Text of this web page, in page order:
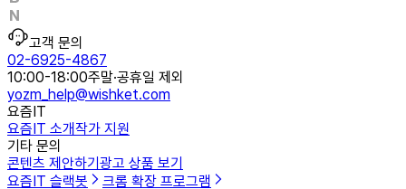
고객 문의
02-6925-4867
10:00-18:00주말·공휴일 제외
yozm_help@wishket.com
요즘IT
요즘IT 소개작가 지원
기타 문의
콘텐츠 제안하기 광고 상품 보기
요즘IT 슬랙봇
크롬 확장 프로그램